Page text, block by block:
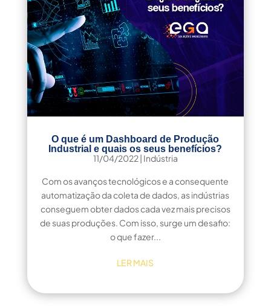
O que é um Dashboard de Produção
Industrial e quais os seus benefícios?
11/04/2022| Indústria
Com os avanços tecnológicos e a consequente
automatização da coleta de dados, as indústrias
conseguem obter dados cada vez mais precisos
de suas produções. Com isso, surge um desafio:
o que fazer...
LER MAIS